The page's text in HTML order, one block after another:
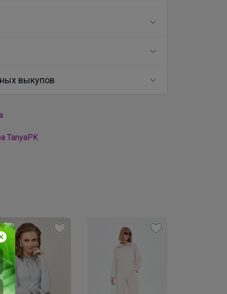
выкупов
TanyaPK